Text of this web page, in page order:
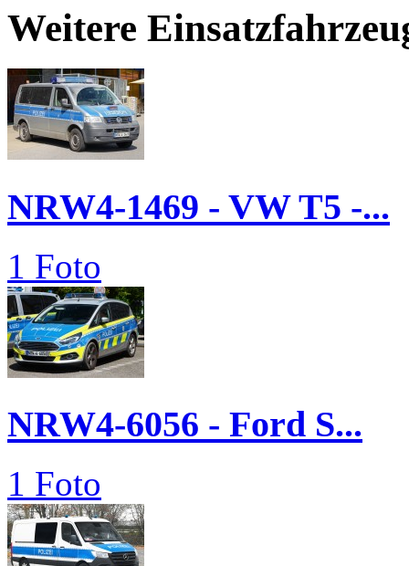
Weitere
NRW4-1469 - VW T5 -...
1 Foto
NRW4-6056 - Ford S...
1 Foto